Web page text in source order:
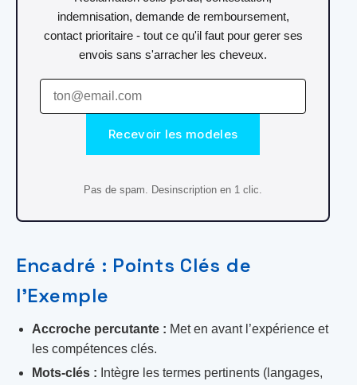
indemnisation, demande de remboursement,
contact prioritaire - tout ce qu'il faut pour gerer ses
envois sans s'arracher les cheveux.
Recevoir les modeles
Pas de spam. Desinscription en 1 clic.
Encadré : Points Clés de
l’Exemple
Accroche percutante : Met en avant l’expérience et
les compétences clés.
Mots-clés : Intègre les termes pertinents (langages,